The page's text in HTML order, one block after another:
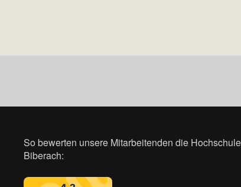
So bewerten unsere Mitarbeitenden die Hochschule
Biberach: